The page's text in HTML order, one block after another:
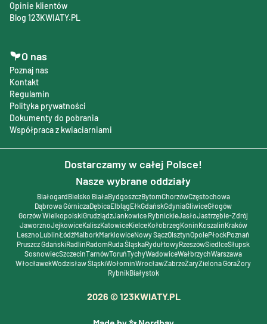
Opinie klientów
Blog 123KWIATY.PL
O nas
Poznaj nas
Kontakt
Regulamin
Polityka prywatności
Dokumenty do pobrania
Współpraca z kwiaciarniami
Dostarczamy w całej Polsce!
Nasze wybrane oddziały
BiałogardBielsko BiałaBydgoszczBytomChorzówCzęstochowa
Dąbrowa GórniczaDębicaElblągEłkGdańskGdyniaGliwiceGłogów
Gorzów WielkopolskiGrudziądzJankowice RybnickieJasłoJastrzębie-Zdrój
JaworznoJejkowiceKaliszKatowiceKielceKołobrzegKoninKoszalinKraków
LesznoLublinŁódźMalborkMarklowiceNowy SączOlsztynOpolePłockPoznań
Pruszcz GdańskiRadlinRadomRuda ŚląskaRydułtowyRzeszówSiedlceSłupsk
SosnowiecSzczecinTarnówToruńTychyWadowiceWałbrzychWarszawa
WłocławekWodzisław ŚląskiWołominWrocławZabrzeŻaryZielona GóraŻory
RybnikBiałystok
2026 © 123KWIATY.PL